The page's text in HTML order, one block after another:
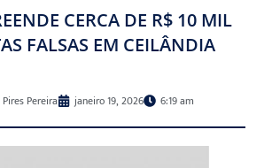
CERCA DE R$ 10 MIL
FALSAS EM CEILÂNDIA
Pires Pereira janeiro 19, 2026 6:19 am